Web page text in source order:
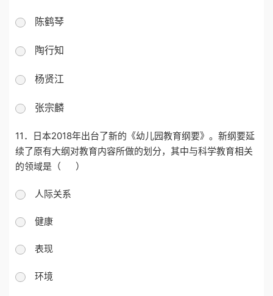
陈鹤琴
陶行知
杨贤江
张宗麟
11．日本2018年出台了新的《幼儿园教育纲要》。新纲要延
续了原有大纲对教育内容所做的划分，其中与科学教育相关
的领域是 （ ）
人际关系
健康
表现
环境